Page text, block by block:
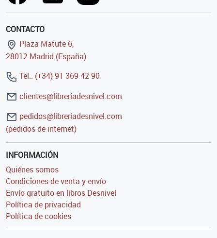
CONTACTO
Plaza Matute 6,
28012 Madrid (España)
Tel.: (+34) 91 369 42 90
clientes@libreriadesnivel.com
pedidos@libreriadesnivel.com
(pedidos de internet)
INFORMACIÓN
Quiénes somos
Condiciones de venta y envío
Envío gratuito en libros Desnivel
Política de privacidad
Política de cookies